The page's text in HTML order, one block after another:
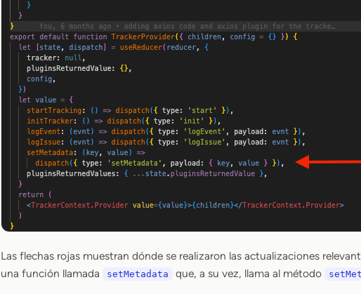
Las flechas rojas muestran dónde se realizaron las actualizaciones
una función llamada
setMetadata que, a su vez, llama al método